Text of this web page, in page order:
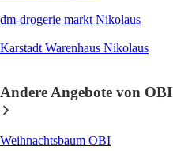
dm-drogerie markt Nikolaus
Karstadt Warenhaus Nikolaus
Andere Angebote von OBI
Weihnachtsbaum OBI